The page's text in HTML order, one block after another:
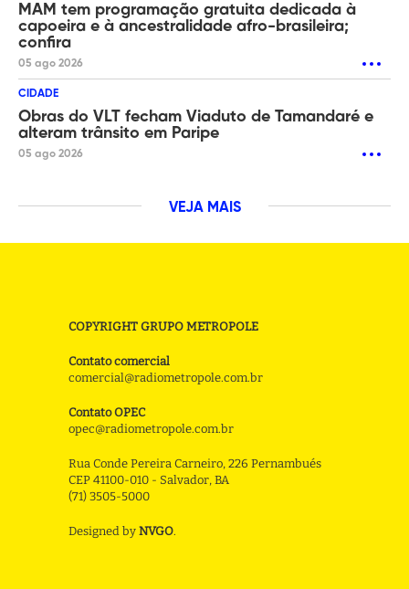
MAM tem programação gratuita dedicada à
capoeira e à ancestralidade afro-brasileira;
confira
05 ago 2026
CIDADE
Obras do VLT fecham Viaduto de Tamandaré e
alteram trânsito em Paripe
05 ago 2026
VEJA MAIS
COPYRIGHT GRUPO METROPOLE
Contato comercial
comercial@radiometropole.com.br
Contato OPEC
opec@radiometropole.com.br
Rua Conde Pereira Carneiro, 226 Pernambués
CEP 41100-010 - Salvador, BA
(71) 3505-5000
Designed by NVGO.